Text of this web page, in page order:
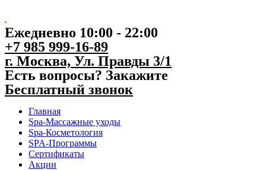
Ежедневно 10:00 - 22:00
+7 985 999-16-89
г. Москва, Ул. Правды 3/1
Есть вопросы? Закажите
Бесплатный звонок
Главная
Spa-Массажные уходы
Spa-Косметология
SPA-Программы
Сертификаты
Акции